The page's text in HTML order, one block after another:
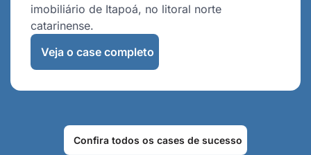
imobiliário de Itapoá, no litoral norte
catarinense.
Veja o case completo
Confira todos os cases de sucesso